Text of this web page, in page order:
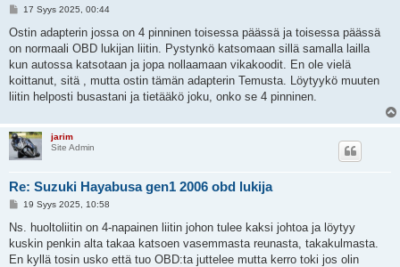
V
e
t
i
17 Syys 2025, 00:44
Ostin adapterin jossa on 4 pinninen toisessa päässä ja toisessa päässä
on normaali OBD lukijan liitin. Pystynkö katsomaan sillä samalla lailla
kun autossa katsotaan ja jopa nollaamaan vikakoodit. En ole vielä
koittanut, sitä , mutta ostin tämän adapterin Temusta. Löytyykö muuten
liitin helposti busastani ja tietääkö joku, onko se 4 pinninen.
jarim
Site Admin
Re: Suzuki Hayabusa gen1 2006 obd lukija
V
e
t
i
19 Syys 2025, 10:58
Ns. huoltoliitin on 4-napainen liitin johon tulee kaksi johtoa ja löytyy
kuskin penkin alta takaa katsoen vasemmasta reunasta, takakulmasta.
En kyllä tosin usko että tuo OBD:ta juttelee mutta kerro toki jos olin